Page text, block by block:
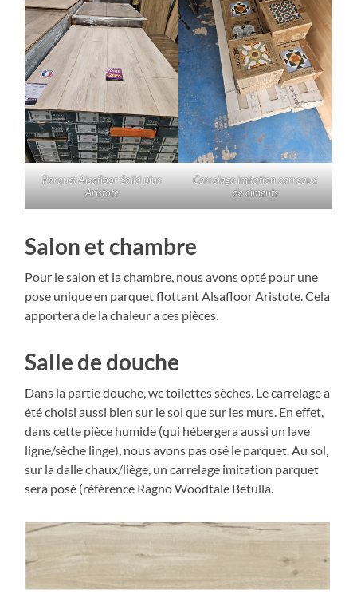
Parquet Alsafloor Solid plus
Aristote
Carrelage imitation carreaux
de ciments
Salon et chambre
Pour le salon et la chambre, nous avons opté pour une
pose unique en parquet flottant Alsafloor Aristote. Cela
apportera de la chaleur a ces pièces.
Salle de douche
Dans la partie douche, wc toilettes sèches. Le carrelage a
été choisi aussi bien sur le sol que sur les murs. En effet,
dans cette pièce humide (qui hébergera aussi un lave
ligne/sèche linge), nous avons pas osé le parquet. Au sol,
sur la dalle chaux/liège, un carrelage imitation parquet
sera posé (référence Ragno Woodtale Betulla.